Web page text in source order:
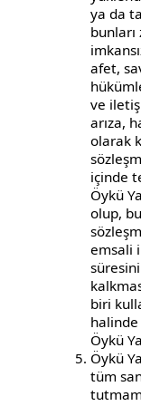
ya da
afet,
ve
arıza,
olarak
içinde
Öykü
olup,
emsali
biri
Öykü
Öykü
tüm